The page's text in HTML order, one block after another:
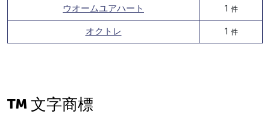
ウオームユアハート 1 件
オクトレ 1 件
文字商標